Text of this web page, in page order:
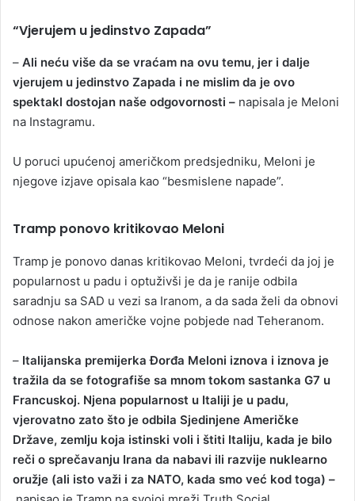
“Vjerujem u jedinstvo Zapada”
– Ali neću više da se vraćam na ovu temu, jer i dalje
vjerujem u jedinstvo Zapada i ne mislim da je ovo
spektakl dostojan naše odgovornosti – napisala je Meloni
na Instagramu.
U poruci upućenoj američkom predsjedniku, Meloni je
njegove izjave opisala kao “besmislene napade”.
Tramp ponovo kritikovao Meloni
Tramp je ponovo danas kritikovao Meloni, tvrdeći da joj je
popularnost u padu i optuživši je da je ranije odbila
saradnju sa SAD u vezi sa Iranom, a da sada želi da obnovi
odnose nakon američke vojne pobjede nad Teheranom.
– Italijanska premijerka Đorđa Meloni iznova i iznova je
tražila da se fotografiše sa mnom tokom sastanka G7 u
Francuskoj. Njena popularnost u Italiji je u padu,
vjerovatno zato što je odbila Sjedinjene Američke
Države, zemlju koja istinski voli i štiti Italiju, kada je bilo
reči o sprečavanju Irana da nabavi ili razvije nuklearno
oružje (ali isto važi i za NATO, kada smo već kod toga) –